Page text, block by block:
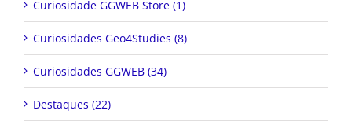
Curiosidade GGWEB Store (1)
Curiosidades Geo4Studies (8)
Curiosidades GGWEB (34)
Destaques (22)